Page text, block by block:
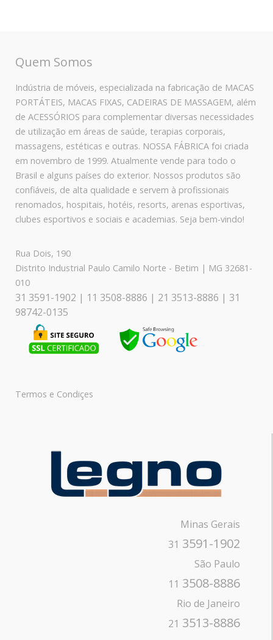
Quem Somos
Indústria de móveis, especializada na fabricação de MACAS
PORTÁTEIS, MACAS FIXAS, CADEIRAS DE MASSAGEM, além
de ACESSÓRIOS para complementar diversas necessidades
de utilização em áreas de saúde, terapias corporais,
massagens, estéticas e outras. NOSSA FÁBRICA foi criada
em novembro de 1999. Atualmente vende para todo o
Brasil e alguns países do exterior. Nossos produtos são
confiáveis, de alta qualidade e servem à profissionais
renomados, hospitais, hotéis, resorts, arenas esportivas,
clubes esportivos e sociais e academias. Seja bem-vindo!
Rua Dois, 190
Distrito Industrial Paulo Camilo Norte - Betim | MG 32681-
010
31 3591-1902 | 11 3508-8886 | 21 3513-8886 | 31
98742-0135
Termos e Condiçes
Minas Gerais
31 3591-1902
São Paulo
11 3508-8886
Rio de Janeiro
21 3513-8886